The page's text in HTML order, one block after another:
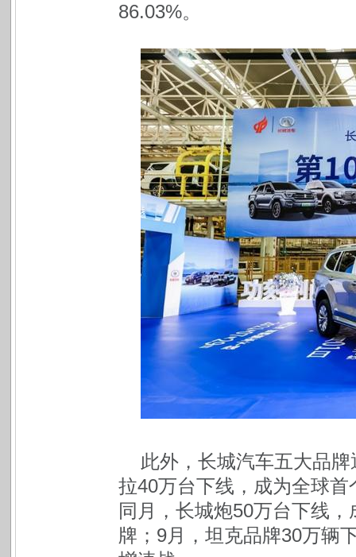
86.03%。
此外，长城汽车五大品
拉40万台下线，成为全球
同月，长城炮50万台下线
牌；9月，坦克品牌30万辆